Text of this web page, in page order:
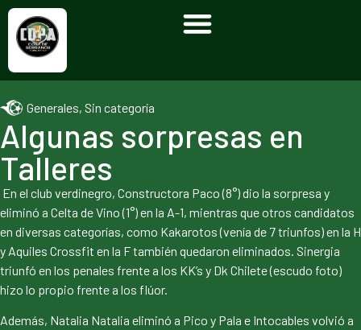
Generales, Sin categoría
Algunas sorpresas en
Talleres
En el club verdinegro, Constructora Paco (8°) dio la sorpresa y
eliminó a Celta de Vino (1°) en la A-1, mientras que otros candidatos
en diversas categorías, como Kakarotos (venía de 7 triunfos) en la H
y Aquiles Crossfit en la F también quedaron eliminados. Sinergia
triunfó en los penales frente a los KK’s y Dk Chilete (escudo foto)
hizo lo propio frente a los flúor.
Además, Natalia Natalia eliminó a Pico y Pala e Intocables volvió a